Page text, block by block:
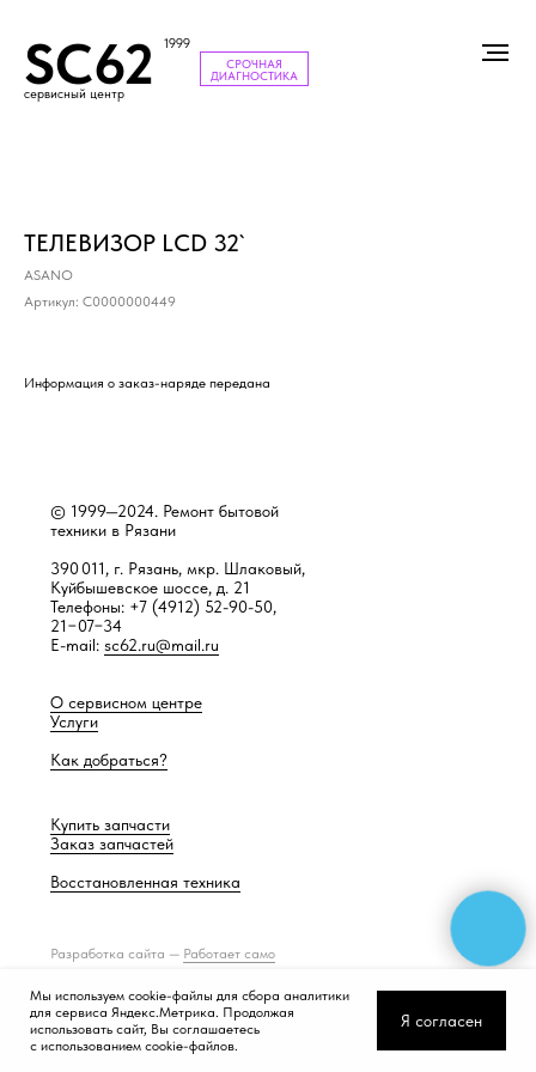
SC62 1999
сервисный центр
СРОЧНАЯ
ДИАГНОСТИКА
ТЕЛЕВИЗОР LCD 32`
ASANO
Артикул: С0000000449
Информация о заказ-наряде передана
Разработка сайта — Работает само
© 1999—2024. Ремонт бытовой
техники в Рязани
390 011, г. Рязань, мкр. Шлаковый,
Куйбышевское шоссе, д. 21
Телефоны: +7 (4912) 52-90-50,
21−07−34
E-mail: sc62.ru@mail.ru
О сервисном центре
Услуги
Как добраться?
Купить запчасти
Заказ запчастей
Восстановленная техника
Мы используем cookie-файлы для сбора аналитики
для сервиса Яндекс.Метрика. Продолжая
использовать сайт, Вы соглашаетесь
с использованием cookie-файлов.
Я согласен